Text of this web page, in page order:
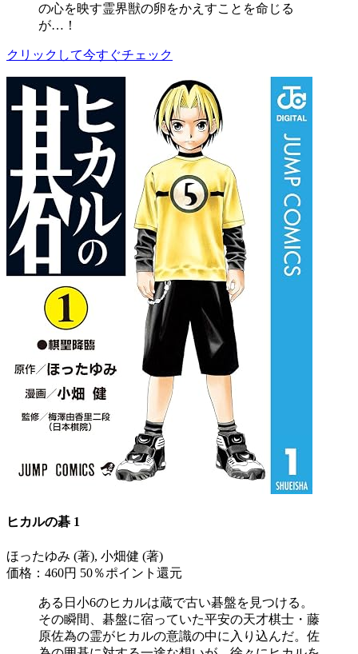
の心を映す霊界獣の卵をかえすことを命じる
が…！
クリックして今すぐチェック
ヒカルの碁 1
ほったゆみ (著), 小畑健 (著)
価格：460円 50％ポイント還元
ある日小6のヒカルは蔵で古い碁盤を見つける。
その瞬間、碁盤に宿っていた平安の天才棋士・藤
原佐為の霊がヒカルの意識の中に入り込んだ。佐